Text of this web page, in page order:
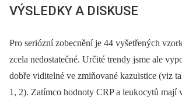
VÝSLEDKY A DISKUSE
Pro seriózní zobecnění je 44 vyšetřených
zcela nedostatečné. Určité trendy jsme ale
dobře viditelné ve zmiňované kazuistice (viz
1, 2). Zatímco hodnoty CRP a leukocytů mají